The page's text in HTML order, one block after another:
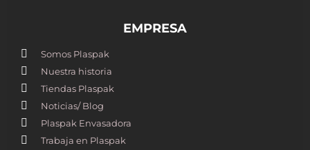
EMPRESA
Somos Plaspak
Nuestra historia
Tiendas Plaspak
Noticias/ Blog
Plaspak Envasadora
Trabaja en Plaspak